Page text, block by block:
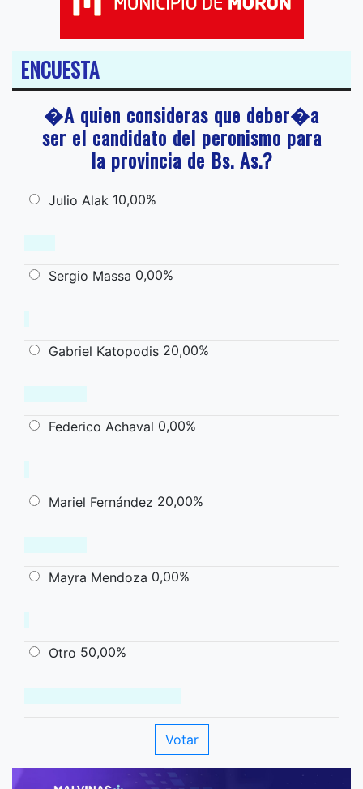
ENCUESTA
�A quien consideras que deber�a
ser el candidato del peronismo para
la provincia de Bs. As.?
Julio Alak 10,00%
Sergio Massa 0,00%
Gabriel Katopodis 20,00%
Federico Achaval 0,00%
Mariel Fernández 20,00%
Mayra Mendoza 0,00%
Otro 50,00%